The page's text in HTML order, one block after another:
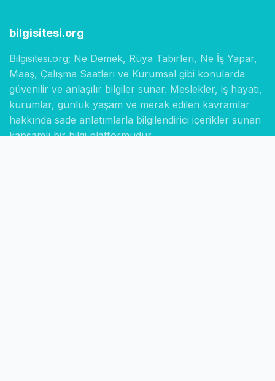
bilgisitesi.org
Bilgisitesi.org; Ne Demek, Rüya Tabirleri, Ne İş Yapar,
Maaş, Çalışma Saatleri ve Kurumsal gibi konularda
güvenilir ve anlaşılır bilgiler sunar. Meslekler, iş hayatı,
kurumlar, günlük yaşam ve merak edilen kavramlar
hakkında sade anlatımlarla bilgilendirici içerikler sunan
kapsamlı bir bilgi platformudur.